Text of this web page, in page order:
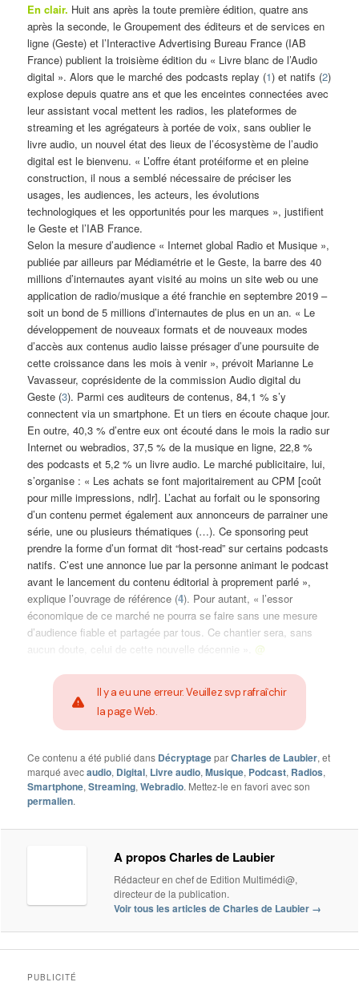
En clair. Huit ans après la toute première édition, quatre ans
après la seconde, le Groupement des éditeurs et de services en
ligne (Geste) et l’Interactive Advertising Bureau France (IAB
France) publient la troisième édition du « Livre blanc de l’Audio
digital ». Alors que le marché des podcasts replay (1) et natifs (2)
explose depuis quatre ans et que les enceintes connectées avec
leur assistant vocal mettent les radios, les plateformes de
streaming et les agrégateurs à portée de voix, sans oublier le
livre audio, un nouvel état des lieux de l’écosystème de l’audio
digital est le bienvenu. « L’offre étant protéiforme et en pleine
construction, il nous a semblé nécessaire de préciser les
usages, les audiences, les acteurs, les évolutions
technologiques et les opportunités pour les marques », justifient
le Geste et l’IAB France.
Selon la mesure d’audience « Internet global Radio et Musique »,
publiée par ailleurs par Médiamétrie et le Geste, la barre des 40
millions d’internautes ayant visité au moins un site web ou une
application de radio/musique a été franchie en septembre 2019 –
soit un bond de 5 millions d’internautes de plus en un an. « Le
développement de nouveaux formats et de nouveaux modes
d’accès aux contenus audio laisse présager d’une poursuite de
cette croissance dans les mois à venir », prévoit Marianne Le
Vavasseur, coprésidente de la commission Audio digital du
Geste (3). Parmi ces auditeurs de contenus, 84,1 % s’y
connectent via un smartphone. Et un tiers en écoute chaque jour.
En outre, 40,3 % d’entre eux ont écouté dans le mois la radio sur
Internet ou webradios, 37,5 % de la musique en ligne, 22,8 %
des podcasts et 5,2 % un livre audio. Le marché publicitaire, lui,
s’organise : « Les achats se font majoritairement au CPM [coût
pour mille impressions, ndlr]. L’achat au forfait ou le sponsoring
d’un contenu permet également aux annonceurs de parrainer une
série, une ou plusieurs thématiques (…). Ce sponsoring peut
prendre la forme d’un format dit “host-read” sur certains podcasts
natifs. C’est une annonce lue par la personne animant le podcast
avant le lancement du contenu éditorial à proprement parlé »,
explique l’ouvrage de référence (4). Pour autant, « l’essor
économique de ce marché ne pourra se faire sans une mesure
d’audience fiable et partagée par tous. Ce chantier sera, sans
aucun doute, celui de cette nouvelle décennie ». @
Il y a eu une erreur. Veuillez svp rafraîchir
la page Web.
Ce contenu a été publié dans DécryptageparCharles de Laubier, et
marqué avecaudio, Digital, Livre audio,Musique, Podcast, Radios,
Smartphone,Streaming,Webradio. Mettez-le en favori avec son
permalien.
A propos Charles de Laubier
Rédacteur en chef de Edition Multimédi@,
directeur de la publication.
Voir tous les articles de Charles de Laubier →
PUBLICITÉ